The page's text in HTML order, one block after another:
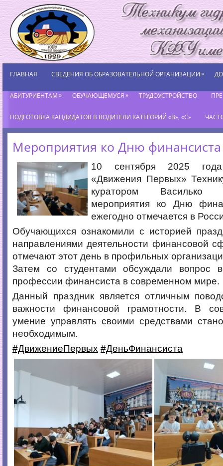
ГЛАВНАЯ СВЕДЕНИЯ ОБ ОБРАЗОВАТЕЛЬНОЙ ОРГАНИЗАЦИИ»
АБИТУРИЕНТАМ» ОБУЧАЮЩЕМУСЯ» ТРУДОУСТРОЙСТВО
ПОДГОТОВКА КАНДИДАТОВ В ВОДИТЕЛИ КАТЕГОРИЙ «В», «С»
Мероприятия ко Дню финансиста
10 сентября 2025 года
«Движения Первых»
куратором
мероприятия ко Дню
ежегодно отмечается в
Обучающихся ознакомили с историей
направлениями деятельности финансовой
отмечают этот день в профильных
Затем со студентами обсуждали вопрос
профессии финансиста в современном мире.
Данный праздник является отличным
важности финансовой грамотности. В
умение управлять своими средствами
необходимым.
#ДвижениеПервых #ДеньФинансиста